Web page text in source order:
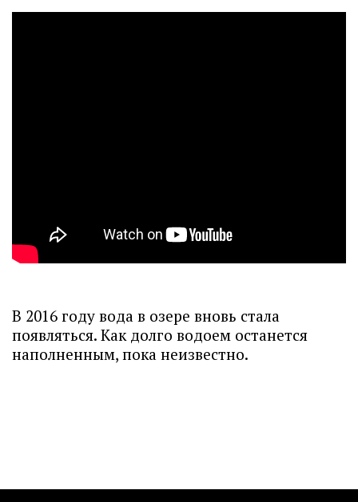
В 2016 году вода в озере вновь стала
появляться. Как долго водоем останется
наполненным, пока неизвестно.